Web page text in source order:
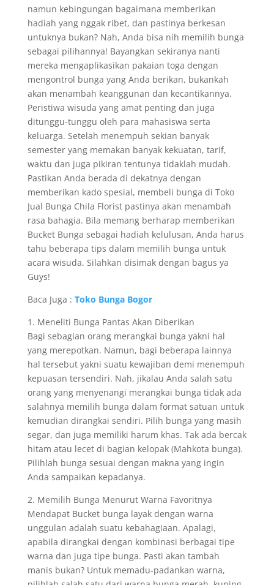
namun kebingungan bagaimana memberikan
hadiah yang nggak ribet, dan pastinya berkesan
untuknya bukan? Nah, Anda bisa nih memilih bunga
sebagai pilihannya! Bayangkan sekiranya nanti
mereka mengaplikasikan pakaian toga dengan
mengontrol bunga yang Anda berikan, bukankah
akan menambah keanggunan dan kecantikannya.
Peristiwa wisuda yang amat penting dan juga
ditunggu-tunggu oleh para mahasiswa serta
keluarga. Setelah menempuh sekian banyak
semester yang memakan banyak kekuatan, tarif,
waktu dan juga pikiran tentunya tidaklah mudah.
Pastikan Anda berada di dekatnya dengan
memberikan kado spesial, membeli bunga di Toko
Jual Bunga Chila Florist pastinya akan menambah
rasa bahagia. Bila memang berharap memberikan
Bucket Bunga sebagai hadiah kelulusan, Anda harus
tahu beberapa tips dalam memilih bunga untuk
acara wisuda. Silahkan disimak dengan bagus ya
Guys!
Baca Juga : Toko Bunga Bogor
1. Meneliti Bunga Pantas Akan Diberikan
Bagi sebagian orang merangkai bunga yakni hal
yang merepotkan. Namun, bagi beberapa lainnya
hal tersebut yakni suatu kewajiban demi menempuh
kepuasan tersendiri. Nah, jikalau Anda salah satu
orang yang menyenangi merangkai bunga tidak ada
salahnya memilih bunga dalam format satuan untuk
kemudian dirangkai sendiri. Pilih bunga yang masih
segar, dan juga memiliki harum khas. Tak ada bercak
hitam atau lecet di bagian kelopak (Mahkota bunga).
Pilihlah bunga sesuai dengan makna yang ingin
Anda sampaikan kepadanya.
2. Memilih Bunga Menurut Warna Favoritnya
Mendapat Bucket bunga layak dengan warna
unggulan adalah suatu kebahagiaan. Apalagi,
apabila dirangkai dengan kombinasi berbagai tipe
warna dan juga tipe bunga. Pasti akan tambah
manis bukan? Untuk memadu-padankan warna,